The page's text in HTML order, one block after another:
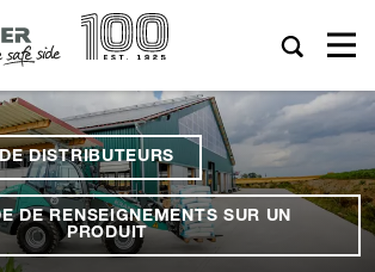
DISTRIBUTEURS
DE RENSEIGNEMENTS SUR UN
PRODUIT